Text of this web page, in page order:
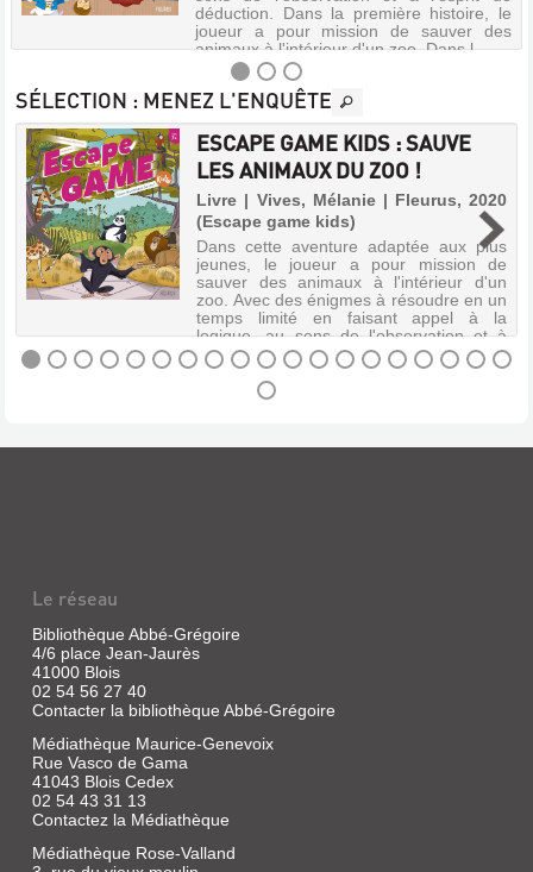
déduction. Dans la première histoire, le
joueur a pour mission de sauver des
animaux à l'intérieur d'un zoo. Dans l...
ESCAPE
GAME
KIDS
:
2
AVENTURES
|
Vives,
2021
résoudre
en
un
temps
limité
et
faisant
appel
la
logique,
au
sens
de
et
SÉLECTION : MENEZ L'ENQUÊTE
ESCAPE GAME KIDS : SAUVE
LES ANIMAUX DU ZOO !
Livre | Vives, Mélanie | Fleurus, 2020
(Escape game kids)
Dans cette aventure adaptée aux plus
jeunes, le joueur a pour mission de
sauver des animaux à l'intérieur d'un
zoo. Avec des énigmes à résoudre en un
temps limité en faisant appel à la
logique, au sens de l'observation et à
l'espr...
DU
ZOO
!
Livre
|
Vives,
Mélanie
|
Fleurus,
2020
(Escape
game
Le réseau
Bibliothèque Abbé-Grégoire
4/6 place Jean-Jaurès
41000 Blois
02 54 56 27 40
Contacter la bibliothèque Abbé-Grégoire
Médiathèque Maurice-Genevoix
Rue Vasco de Gama
41043 Blois Cedex
02 54 43 31 13
Contactez la Médiathèque
Médiathèque Rose-Valland